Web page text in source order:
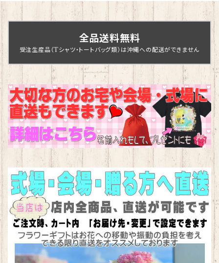
全品送料無料
受注生産品（Tシャツ・トートバッグ類）は沖縄への配送ができません